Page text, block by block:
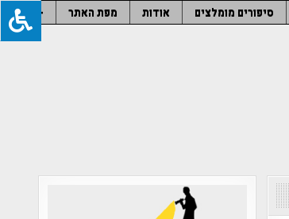
סיפורים מומלצים אודות מפת האתר –